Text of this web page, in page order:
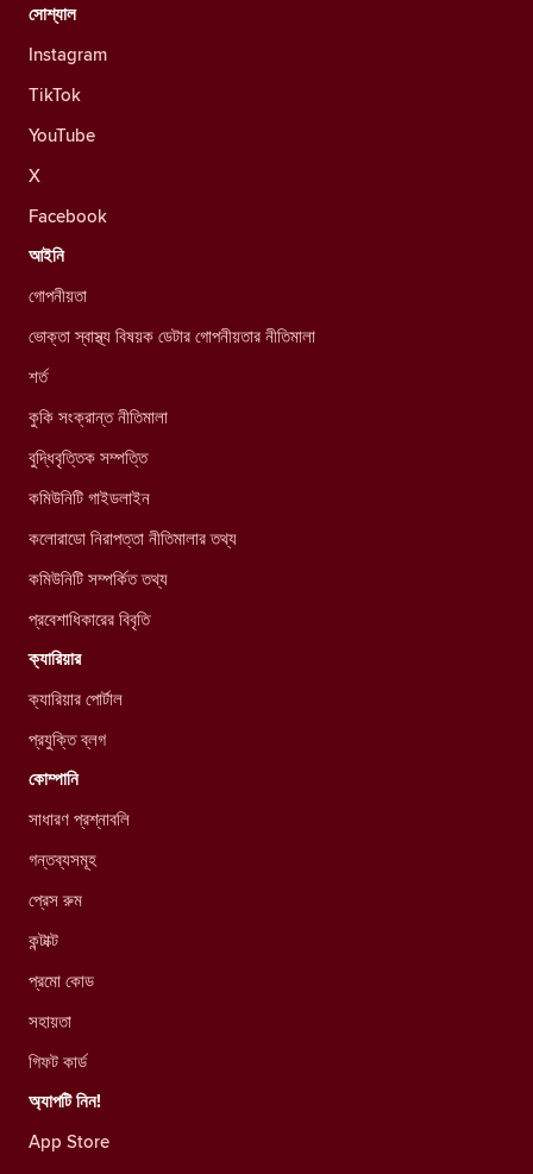
সোশ্যাল
Instagram
TikTok
YouTube
X
Facebook
আইনি
গোপনীয়তা
ভোক্তা স্বাস্থ্য বিষয়ক ডেটার গোপনীয়তার নীতিমালা
শর্ত
কুকি সংক্রান্ত নীতিমালা
বুদ্ধিবৃত্তিক সম্পত্তি
কমিউনিটি গাইডলাইন
কলোরাডো নিরাপত্তা নীতিমালার তথ্য
কমিউনিটি সম্পর্কিত তথ্য
প্রবেশাধিকারের বিবৃতি
ক্যারিয়ার
ক্যারিয়ার পোর্টাল
প্রযুক্তি ব্লগ
কোম্পানি
সাধারণ প্রশ্নাবলি
গন্তব্যসমূহ
প্রেস রুম
কন্টাক্ট
প্রমো কোড
সহায়তা
গিফট কার্ড
অ্যাপটি নিন!
App Store